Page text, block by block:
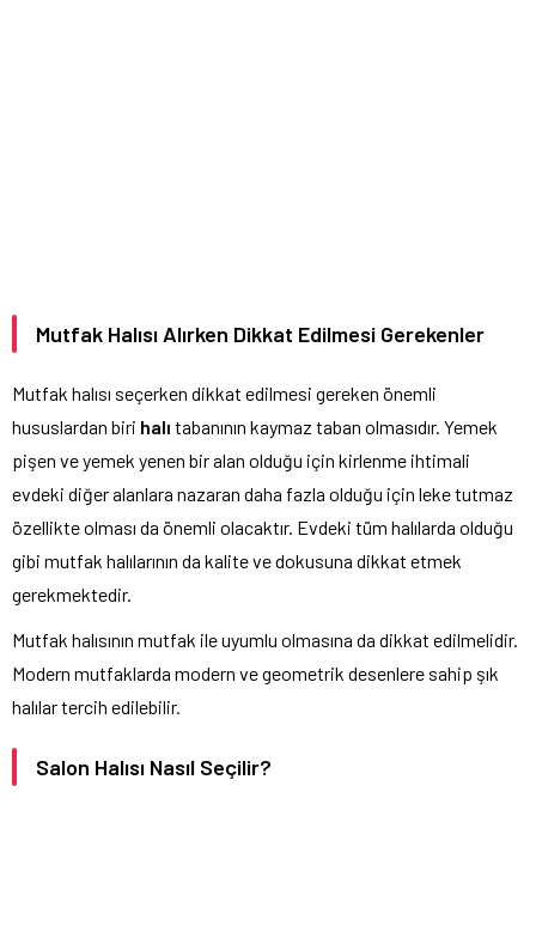
Mutfak Halısı Alırken Dikkat Edilmesi Gerekenler
Mutfak halısı seçerken dikkat edilmesi gereken önemli
hususlardan biri halı tabanının kaymaz taban olmasıdır. Yemek
pişen ve yemek yenen bir alan olduğu için kirlenme ihtimali
evdeki diğer alanlara nazaran daha fazla olduğu için leke tutmaz
özellikte olması da önemli olacaktır. Evdeki tüm halılarda olduğu
gibi mutfak halılarının da kalite ve dokusuna dikkat etmek
gerekmektedir.
Mutfak halısının mutfak ile uyumlu olmasına da dikkat edilmelidir.
Modern mutfaklarda modern ve geometrik desenlere sahip şık
halılar tercih edilebilir.
Salon Halısı Nasıl Seçilir?